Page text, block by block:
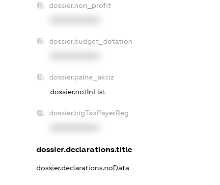
dossier.non_profit
dossier.budget_dotation
dossier.palne_akciz
dossier.notInList
dossier.bigTaxPayerReg
dossier.declarations.title
dossier.declarations.noData